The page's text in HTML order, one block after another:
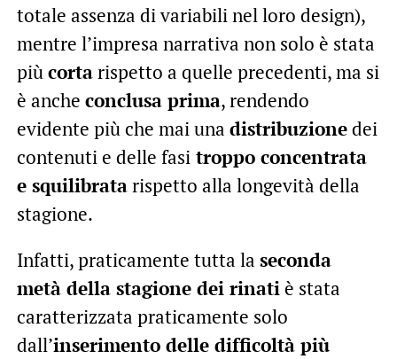
totale assenza di variabili nel loro design),
mentre l’impresa narrativa non solo è stata
più cortarispetto a quelle precedenti, ma si
è anche conclusa prima, rendendo
evidente più che mai una distribuzionedei
contenuti e delle fasi troppo concentrata
e squilibratarispetto alla longevità della
stagione.
Infatti, praticamente tutta la seconda
metà della stagione dei rinati è stata
caratterizzata praticamente solo
dall’inserimento delle difficoltà più